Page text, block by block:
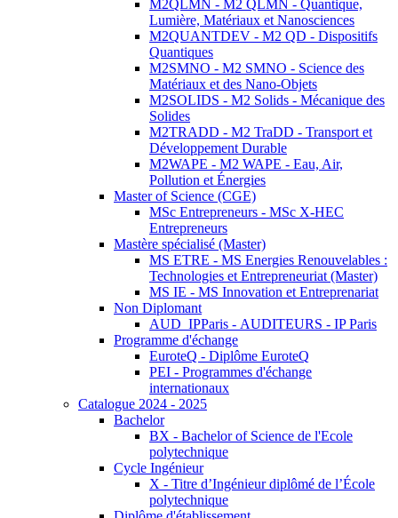
M2QLMN - M2 QLMN - Quantique,
Lumière, Matériaux et Nanosciences
M2QUANTDEV - M2 QD - Dispositifs
Quantiques
M2SMNO - M2 SMNO - Science des
Matériaux et des Nano-Objets
M2SOLIDS - M2 Solids - Mécanique des
Solides
M2TRADD - M2 TraDD - Transport et
Développement Durable
M2WAPE - M2 WAPE - Eau, Air,
Pollution et Énergies
Master of Science (CGE)
MSc Entrepreneurs - MSc X-HEC
Entrepreneurs
Mastère spécialisé (Master)
MS ETRE - MS Energies Renouvelables :
Technologies et Entrepreneuriat (Master)
MS IE - MS Innovation et Entreprenariat
Non Diplomant
AUD_IPParis - AUDITEURS - IP Paris
Programme d'échange
EuroteQ - Diplôme EuroteQ
PEI - Programmes d'échange
internationaux
Catalogue 2024 - 2025
Bachelor
BX - Bachelor of Science de l'Ecole
polytechnique
Cycle Ingénieur
X - Titre d’Ingénieur diplômé de l’École
polytechnique